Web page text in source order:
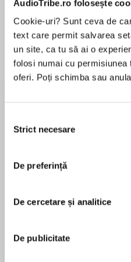
AudioTribe.ro folosește
Cookie-uri? Sunt ceva de
text care permit salvarea
un site, ca tu să ai o
folosi numai cu
oferi. Poți schimba sau
consimțământului
Strict necesare
De preferință
De cercetare și analitice
De publicitate
Desprecarte
Everyone remembers
world…but what if you
When Arthur and Rose
heroes of Roar, a
imaginations roamed.
forgotten them.
When their
Roar by the villain who
pentru această carte
Jenny McLachlanis the